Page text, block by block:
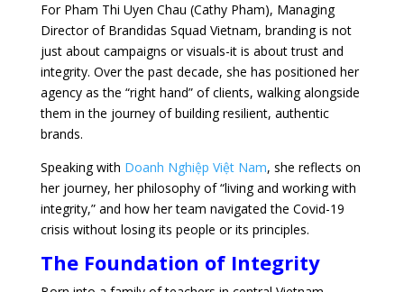
For Pham Thi Uyen Chau (Cathy Pham), Managing
Director of Brandidas Squad Vietnam, branding is not
just about campaigns or visuals-it is about trust and
integrity. Over the past decade, she has positioned her
agency as the “right hand” of clients, walking alongside
them in the journey of building resilient, authentic
brands.
Speaking with Doanh Nghiệp Việt Nam, she reflects on
her journey, her philosophy of “living and working with
integrity,” and how her team navigated the Covid-19
crisis without losing its people or its principles.
The Foundation of Integrity